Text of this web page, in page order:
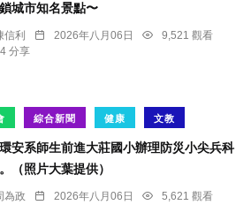
城市知名景點〜
信利 2026年八月06日
9,521 觀看
分享
綜合新聞 健康 文教
安系師生前進大莊國小辦理防災小尖兵科
（照片大葉提供）
為政 2026年八月06日
5,621 觀看